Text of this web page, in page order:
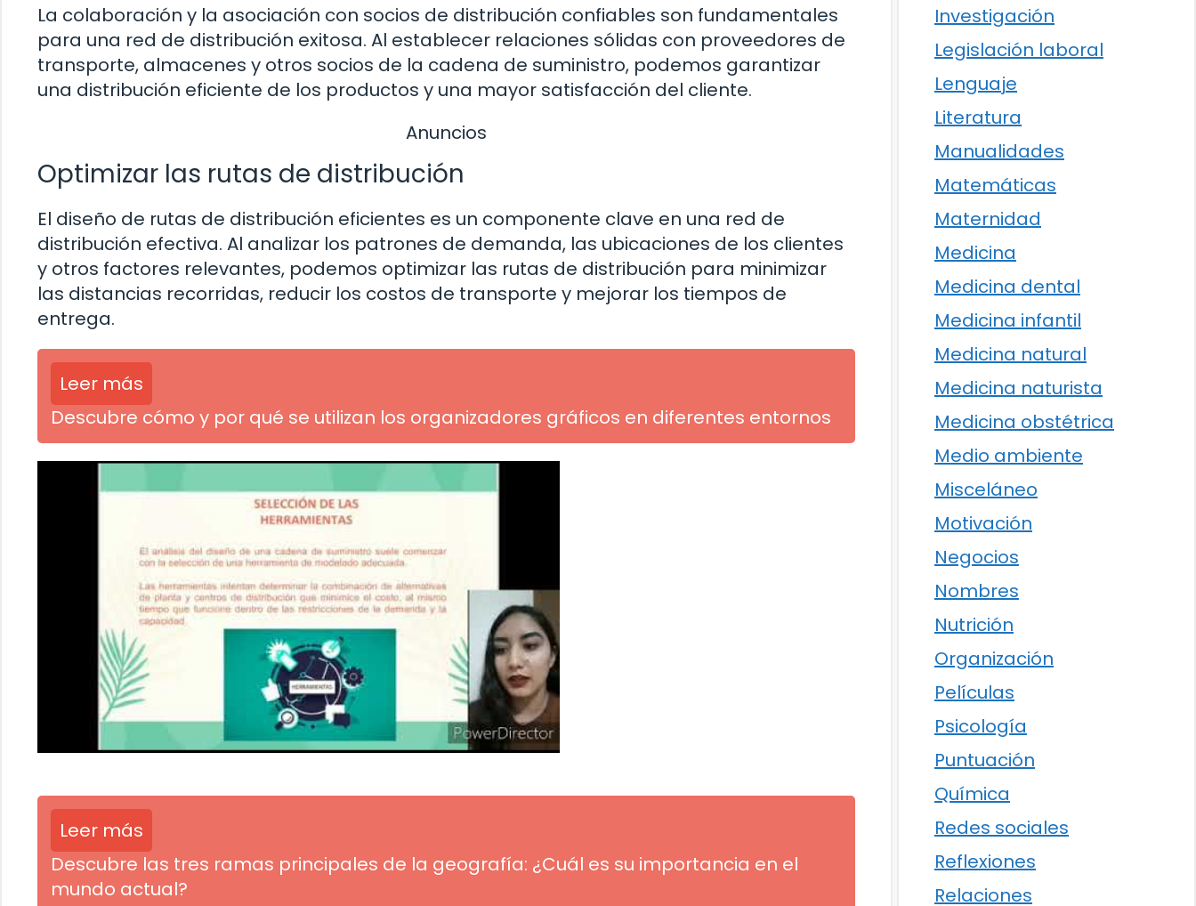
La colaboración y la asociación con socios de distribución confiables son fundamentales
para una red de distribución exitosa. Al establecer relaciones sólidas con proveedores de
transporte, almacenes y otros socios de la cadena de suministro, podemos garantizar
una distribución eficiente de los productos y una mayor satisfacción del cliente.
Anuncios
Optimizar las rutas de distribución
El diseño de rutas de distribución eficientes es un componente clave en una red de
distribución efectiva. Al analizar los patrones de demanda, las ubicaciones de los clientes
y otros factores relevantes, podemos optimizar las rutas de distribución para minimizar
las distancias recorridas, reducir los costos de transporte y mejorar los tiempos de
entrega.
Leer más
Descubre cómo y por qué se utilizan los organizadores gráficos en diferentes entornos
Leer más
Descubre las tres ramas principales de la geografía: ¿Cuál es su importancia en el
mundo actual?
Investigación
Legislación laboral
Lenguaje
Literatura
Manualidades
Matemáticas
Maternidad
Medicina
Medicina dental
Medicina infantil
Medicina natural
Medicina naturista
Medicina obstétrica
Medio ambiente
Misceláneo
Motivación
Negocios
Nombres
Nutrición
Organización
Películas
Psicología
Puntuación
Química
Redes sociales
Reflexiones
Relaciones